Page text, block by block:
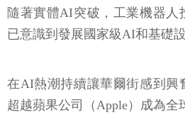
隨著實體AI突破，工業機器人
已意識到發展國家級AI和基礎
在AI熱潮持續讓華爾街感到興
超越蘋果公司（Apple）成為全